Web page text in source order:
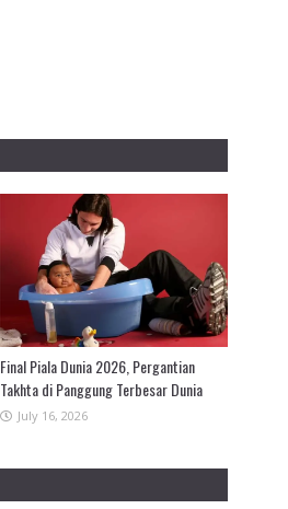
Final Piala Dunia 2026, Pergantian
Takhta di Panggung Terbesar Dunia
July 16, 2026